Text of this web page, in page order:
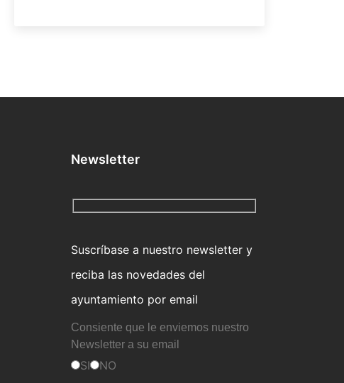
Newsletter
Suscríbase a nuestro newsletter y
reciba las novedades del
ayuntamiento por email
Consiente que le enviemos nuestro
Newsletter a su email
SI NO